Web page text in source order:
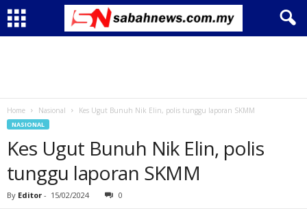
Home Nasional Kes Ugut Bunuh Nik Elin, polis tunggu laporan SKMM
NASIONAL
Kes Ugut Bunuh Nik Elin, polis
tunggu laporan SKMM
By Editor - 15/02/2024 0